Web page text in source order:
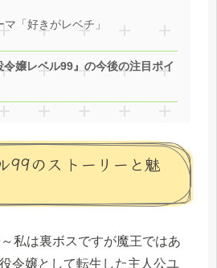
「好きがレベチ」
令嬢レベル99』の今後の注目ポイ
99のストーリーと魅
私は裏ボスですが魔王ではあ
令嬢として転生した主人公ユ